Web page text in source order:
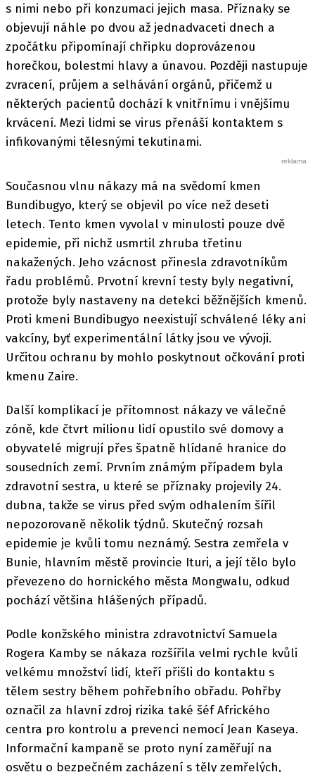
s nimi nebo při konzumaci jejich masa. Příznaky se
objevují náhle po dvou až jednadvaceti dnech a
zpočátku připomínají chřipku doprovázenou
horečkou, bolestmi hlavy a únavou. Později nastupuje
zvracení, průjem a selhávání orgánů, přičemž u
některých pacientů dochází k vnitřnímu i vnějšímu
krvácení. Mezi lidmi se virus přenáší kontaktem s
infikovanými tělesnými tekutinami.
Současnou vlnu nákazy má na svědomí kmen
Bundibugyo, který se objevil po více než deseti
letech. Tento kmen vyvolal v minulosti pouze dvě
epidemie, při nichž usmrtil zhruba třetinu
nakažených. Jeho vzácnost přinesla zdravotníkům
řadu problémů. Prvotní krevní testy byly negativní,
protože byly nastaveny na detekci běžnějších kmenů.
Proti kmeni Bundibugyo neexistují schválené léky ani
vakcíny, byť experimentální látky jsou ve vývoji.
Určitou ochranu by mohlo poskytnout očkování proti
kmenu Zaire.
Další komplikací je přítomnost nákazy ve válečné
zóně, kde čtvrt milionu lidí opustilo své domovy a
obyvatelé migrují přes špatně hlídané hranice do
sousedních zemí. Prvním známým případem byla
zdravotní sestra, u které se příznaky projevily 24.
dubna, takže se virus před svým odhalením šířil
nepozorovaně několik týdnů. Skutečný rozsah
epidemie je kvůli tomu neznámý. Sestra zemřela v
Bunie, hlavním městě provincie Ituri, a její tělo bylo
převezeno do hornického města Mongwalu, odkud
pochází většina hlášených případů.
Podle konžského ministra zdravotnictví Samuela
Rogera Kamby se nákaza rozšířila velmi rychle kvůli
velkému množství lidí, kteří přišli do kontaktu s
tělem sestry během pohřebního obřadu. Pohřby
označil za hlavní zdroj rizika také šéf Afrického
centra pro kontrolu a prevenci nemocí Jean Kaseya.
Informační kampaně se proto nyní zaměřují na
osvětu o bezpečném zacházení s těly zemřelých,